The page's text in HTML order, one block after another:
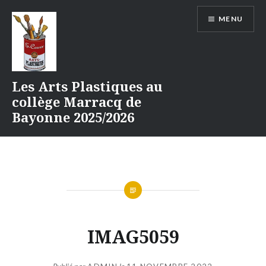
contenu
Les Arts Plastiques au
collège Marracq de
Bayonne 2025/2026
MENU
IMAG5059